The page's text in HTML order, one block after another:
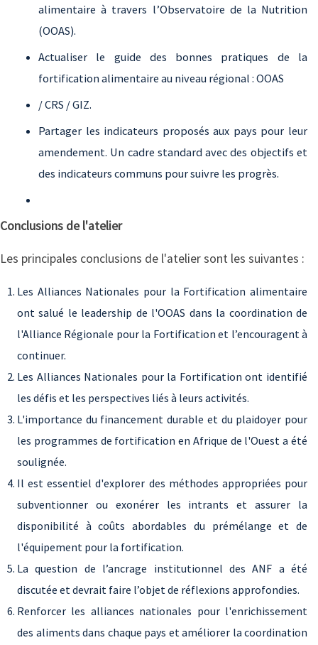
alimentaire à travers l’Observatoire de la Nutrition
(OOAS).
Actualiser le guide des bonnes pratiques de la
fortification alimentaire au niveau régional : OOAS
/ CRS / GIZ.
Partager les indicateurs proposés aux pays pour leur
amendement. Un cadre standard avec des objectifs et
des indicateurs communs pour suivre les progrès.
Conclusions de l'atelier
Les principales conclusions de l'atelier sont les suivantes :
Les Alliances Nationales pour la Fortification alimentaire
ont salué le leadership de l'OOAS dans la coordination de
l'Alliance Régionale pour la Fortification et l’encouragent à
continuer.
Les Alliances Nationales pour la Fortification ont identifié
les défis et les perspectives liés à leurs activités.
L'importance du financement durable et du plaidoyer pour
les programmes de fortification en Afrique de l'Ouest a été
soulignée.
Il est essentiel d'explorer des méthodes appropriées pour
subventionner ou exonérer les intrants et assurer la
disponibilité à coûts abordables du prémélange et de
l'équipement pour la fortification.
La question de l’ancrage institutionnel des ANF a été
discutée et devrait faire l’objet de réflexions approfondies.
Renforcer les alliances nationales pour l'enrichissement
des aliments dans chaque pays et améliorer la coordination